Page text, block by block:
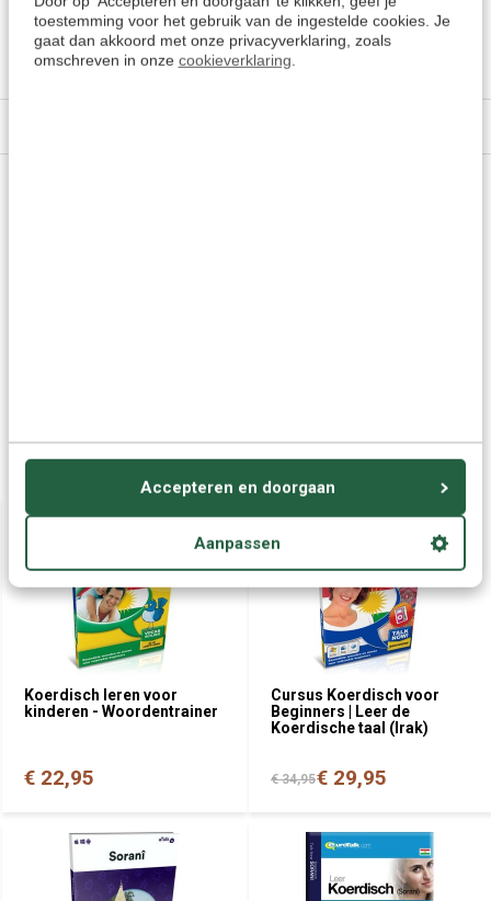
toestemming voor het gebruik van de ingestelde cookies. Je
gaat dan akkoord met onze privacyverklaring, zoals
omschreven in onze cookieverklaring.
Accepteren en doorgaan
Aanpassen
Cursussen Koerdisch (Sorani)> Alle keuzes
Cursussen Koerdisch (Kurmanji)> Alle keuzes
Wellicht ook interessant:
Koerdisch leren voor
kinderen - Woordentrainer
€ 22,95
Cursus Koerdisch voor
Beginners | Leer de
Koerdische taal (Irak)
€ 34,95€ 29,95